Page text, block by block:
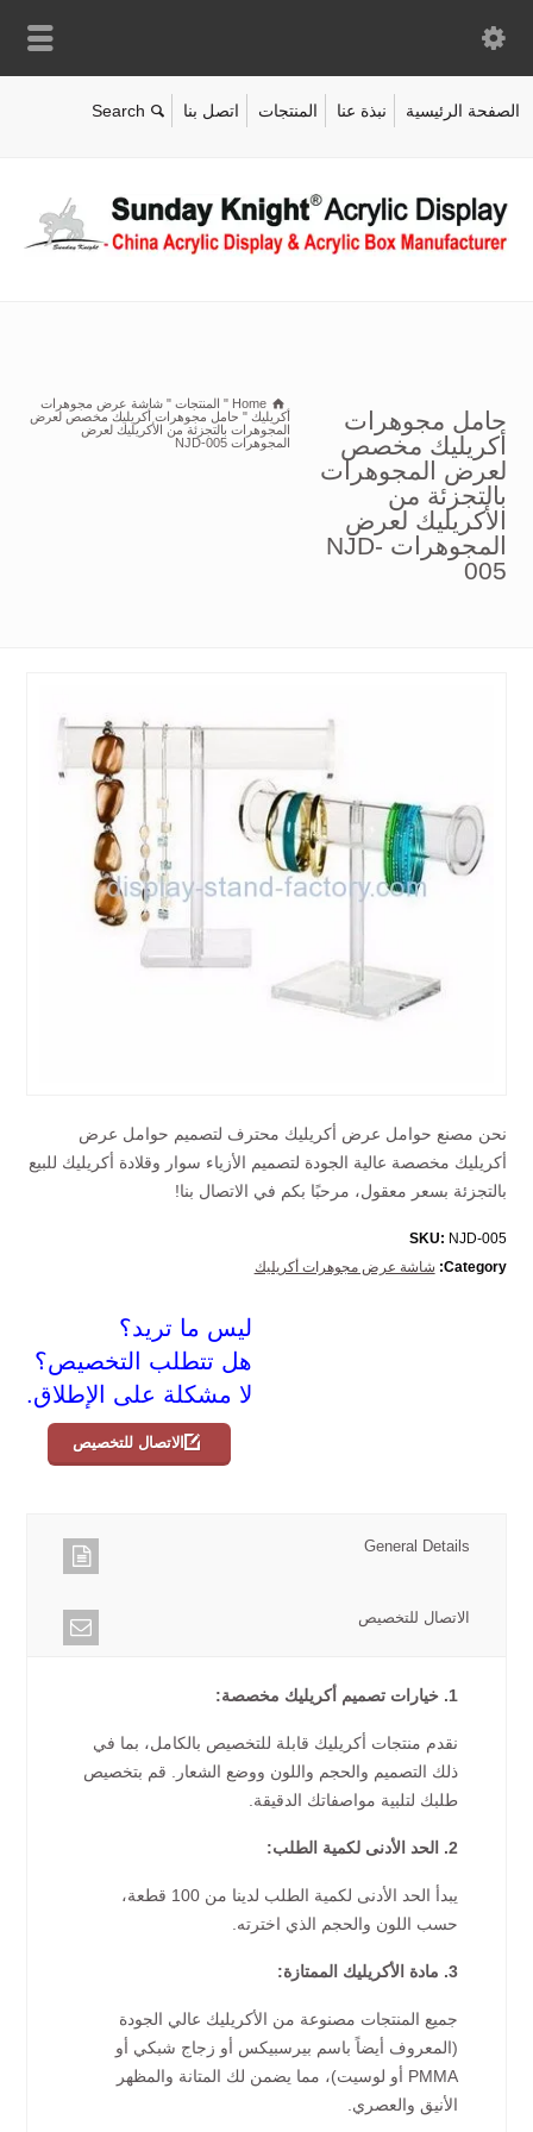
الصفحة الرئيسية نبذة عنا المنتجات اتصل بنا
حامل مجوهرات
أكريليك مخصص
لعرض المجوهرات
بالتجزئة من
الأكريليك لعرض
المجوهرات NJD-
005
Home
" المنتجات " شاشة عرض مجوهرات
أكريليك " حامل مجوهرات أكريليك مخصص لعرض
المجوهرات بالتجزئة من الأكريليك لعرض
المجوهرات NJD-005
نحن مصنع حوامل عرض أكريليك محترف لتصميم حوامل عرض
أكريليك مخصصة عالية الجودة لتصميم الأزياء سوار وقلادة أكريليك للبيع
بالتجزئة بسعر معقول، مرحبًا بكم في الاتصال بنا!
SKU: NJD-005
Category: شاشة عرض مجوهرات أكريليك
ليس ما تريد؟
هل تتطلب التخصيص؟
لا مشكلة على الإطلاق.
الاتصال للتخصيص
General Details
الاتصال للتخصيص
1. خيارات تصميم أكريليك مخصصة:
نقدم منتجات أكريليك قابلة للتخصيص بالكامل، بما في
ذلك التصميم والحجم واللون ووضع الشعار. قم بتخصيص
طلبك لتلبية مواصفاتك الدقيقة.
2. الحد الأدنى لكمية الطلب:
يبدأ الحد الأدنى لكمية الطلب لدينا من 100 قطعة،
حسب اللون والحجم الذي اخترته.
3. مادة الأكريليك الممتازة:
جميع المنتجات مصنوعة من الأكريليك عالي الجودة
(المعروف أيضاً باسم بيرسبيكس أو زجاج شبكي أو
PMMA أو لوسيت)، مما يضمن لك المتانة والمظهر
الأنيق والعصري.